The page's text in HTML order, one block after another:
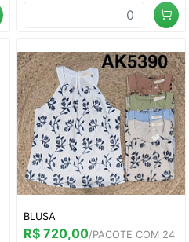
BLUSA
R$ 720,00/PACOTE COM 24